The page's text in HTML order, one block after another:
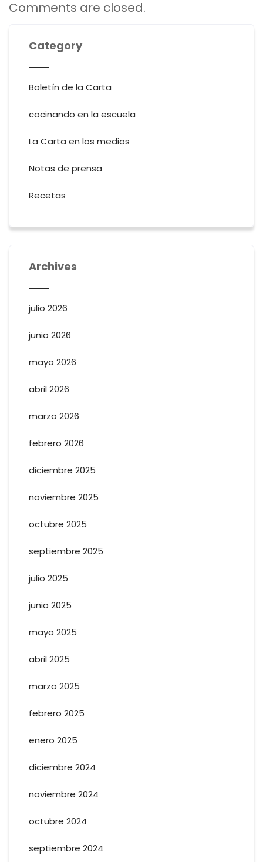
Comments are closed.
Category
Boletín de la Carta
cocinando en la escuela
La Carta en los medios
Notas de prensa
Recetas
Archives
julio 2026
junio 2026
mayo 2026
abril 2026
marzo 2026
febrero 2026
diciembre 2025
noviembre 2025
octubre 2025
septiembre 2025
julio 2025
junio 2025
mayo 2025
abril 2025
marzo 2025
febrero 2025
enero 2025
diciembre 2024
noviembre 2024
octubre 2024
septiembre 2024